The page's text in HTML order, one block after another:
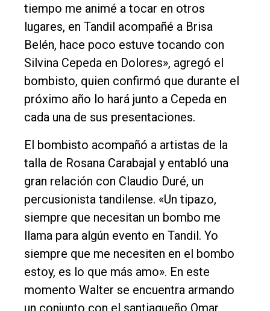
tiempo me animé a tocar en otros
lugares, en Tandil acompañé a Brisa
Belén, hace poco estuve tocando con
Silvina Cepeda en Dolores», agregó el
bombisto, quien confirmó que durante el
próximo año lo hará junto a Cepeda en
cada una de sus presentaciones.
El bombisto acompañó a artistas de la
talla de Rosana Carabajal y entabló una
gran relación con Claudio Duré, un
percusionista tandilense. «Un tipazo,
siempre que necesitan un bombo me
llama para algún evento en Tandil. Yo
siempre que me necesiten en el bombo
estoy, es lo que más amo». En este
momento Walter se encuentra armando
un conjunto con el santiagueño Omar